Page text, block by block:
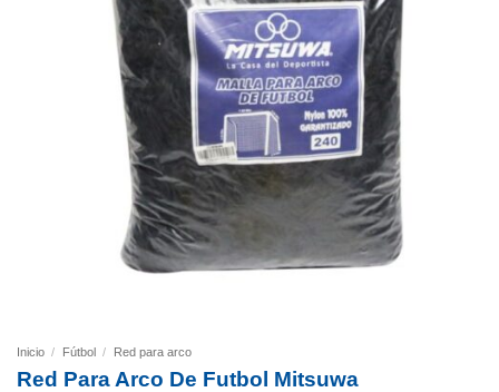
Inicio / Fútbol / Red para arco
Red Para Arco De Futbol Mitsuwa